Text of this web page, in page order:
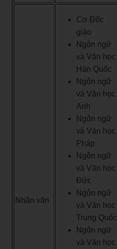
Nhân văn
Cơ Đốc
giáo
Ngôn ngữ
và Văn học
Hàn Quốc
Ngôn ngữ
và Văn học
Anh
Ngôn ngữ
và Văn học
Pháp
Ngôn ngữ
và Văn học
Đức
Ngôn ngữ
và Văn học
Trung Quốc
Ngôn ngữ
và Văn học